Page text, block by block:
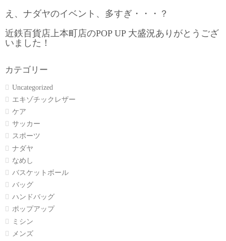
え、ナダヤのイベント、多すぎ・・・？
近鉄百貨店上本町店のPOP UP 大盛況ありがとうござ
いました！
カテゴリー
Uncategorized
エキゾチックレザー
ケア
サッカー
スポーツ
ナダヤ
なめし
バスケットボール
バッグ
ハンドバッグ
ポップアップ
ミシン
メンズ